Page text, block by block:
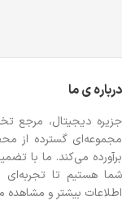
درباره ی ما
جزیره دیجیتال، مرجع
مجموعه‌ای گسترده از
برآورده می‌کند. ما با
شما هستیم تا تجربه‌ای
اطلاعات بیشتر و